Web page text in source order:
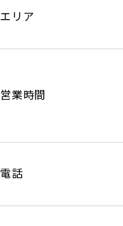
エリア
営業時間
電話